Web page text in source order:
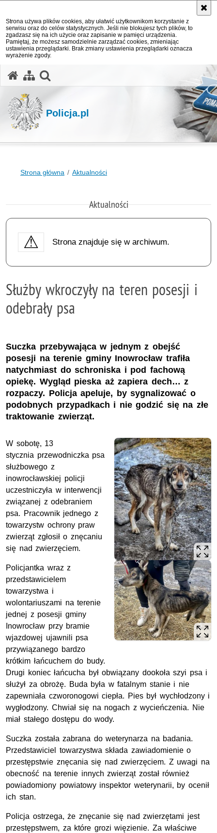
Strona używa plików cookies, aby ułatwić użytkownikom korzystanie z
serwisu oraz do celów statystycznych. Jeśli nie blokujesz tych plików, to
zgadzasz się na ich użycie oraz zapisanie w pamięci urządzenia.
Pamiętaj, że możesz samodzielnie zarządzać cookies, zmieniając
ustawienia przeglądarki. Brak zmiany ustawienia przeglądarki oznacza
wyrażenie zgody.
Policja.pl
Strona główna Aktualności
Aktualności
Strona znajduje się w archiwum.
Służby wkroczyły na teren posesji i
odebrały psa
Suczka przebywająca w jednym z obejść
posesji na terenie gminy Inowrocław trafiła
natychmiast do schroniska i pod fachową
opiekę. Wygląd pieska aż zapiera dech… z
rozpaczy. Policja apeluje, by sygnalizować o
podobnych przypadkach i nie godzić się na złe
traktowanie zwierząt.
W sobotę, 13
stycznia przewodniczka psa
służbowego z
inowrocławskiej policji
uczestniczyła w interwencji
związanej z odebraniem
psa. Pracownik jednego z
towarzystw ochrony praw
zwierząt zgłosił o znęcaniu
się nad zwierzęciem.
Policjantka wraz z
przedstawicielem
towarzystwa i
wolontariuszami na terenie
jednej z posesji gminy
Inowrocław przy bramie
wjazdowej ujawnili psa
przywiązanego bardzo
krótkim łańcuchem do budy.
Drugi koniec łańcucha był obwiązany dookoła szyi psa i
służył za obrożę. Buda była w fatalnym stanie i nie
zapewniała czworonogowi ciepła. Pies był wychłodzony i
wygłodzony. Chwiał się na nogach z wycieńczenia. Nie
miał stałego dostępu do wody.
Suczka została zabrana do weterynarza na badania.
Przedstawiciel towarzystwa składa zawiadomienie o
przestępstwie znęcania się nad zwierzęciem. Z uwagi na
obecność na terenie innych zwierząt został również
powiadomiony powiatowy inspektor weterynarii, by ocenił
ich stan.
Policja ostrzega, że znęcanie się nad zwierzętami jest
przestępstwem, za które grozi więzienie. Za właściwe